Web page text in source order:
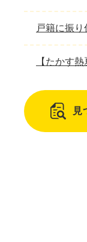
戸籍に振
【たかす
見